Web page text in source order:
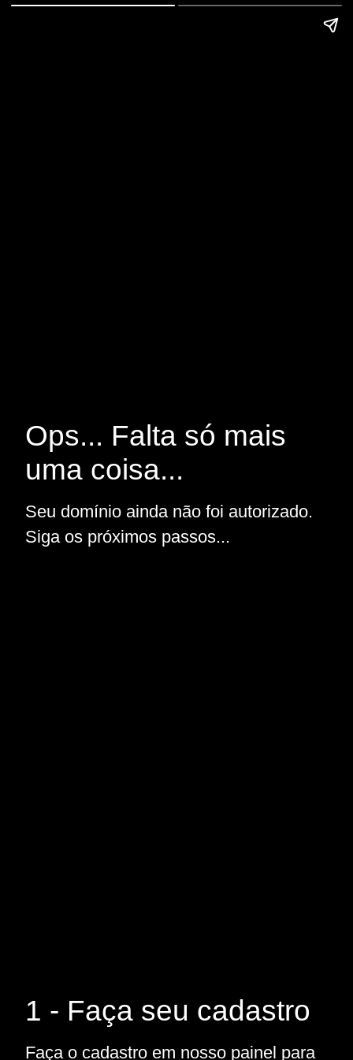
Ops... Falta só mais
uma coisa...
Seu domínio ainda não foi autorizado.
Siga os próximos passos...
1 - Faça seu cadastro
Faça o cadastro em nosso painel para